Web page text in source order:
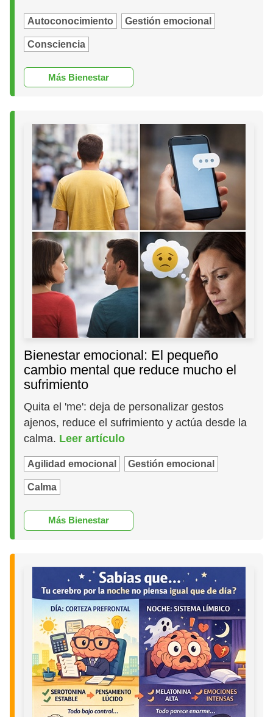
Autoconocimiento Gestión emocional
Consciencia
Más Bienestar
Bienestar emocional: El pequeño
cambio mental que reduce mucho el
sufrimiento
Quita el 'me': deja de personalizar gestos
ajenos, reduce el sufrimiento y actúa desde la
calma. Leer artículo
Agilidad emocional Gestión emocional
Calma
Más Bienestar